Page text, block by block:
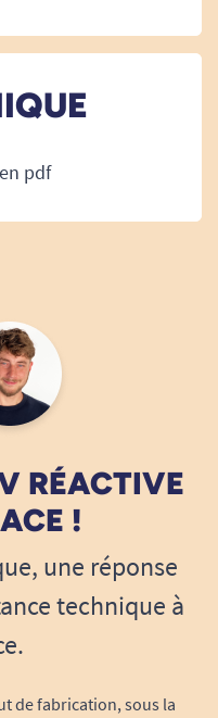
pdf
RÉACTIVE
!
une réponse
technique à
de fabrication, sous la